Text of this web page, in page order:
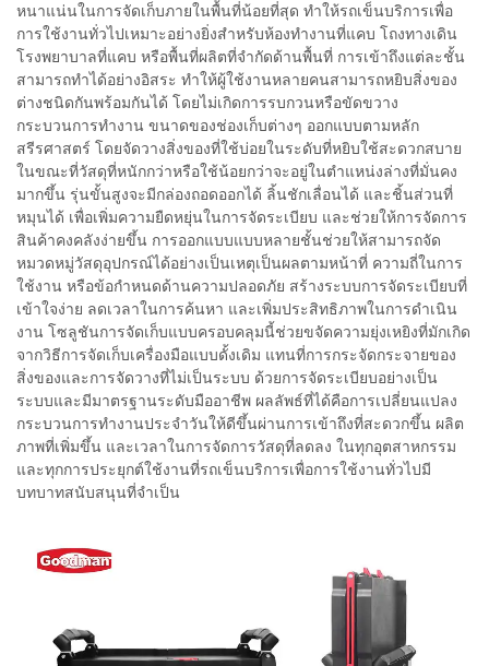
หนาแน่นในการจัดเก็บภายในพื้นที่น้อยที่สุด ทำให้รถเข็นบริการเพื่อ
การใช้งานทั่วไปเหมาะอย่างยิ่งสำหรับห้องทำงานที่แคบ โถงทางเดิน
โรงพยาบาลที่แคบ หรือพื้นที่ผลิตที่จำกัดด้านพื้นที่ การเข้าถึงแต่ละชั้น
สามารถทำได้อย่างอิสระ ทำให้ผู้ใช้งานหลายคนสามารถหยิบสิ่งของ
ต่างชนิดกันพร้อมกันได้ โดยไม่เกิดการรบกวนหรือขัดขวาง
กระบวนการทำงาน ขนาดของช่องเก็บต่างๆ ออกแบบตามหลัก
สรีรศาสตร์ โดยจัดวางสิ่งของที่ใช้บ่อยในระดับที่หยิบใช้สะดวกสบาย
ในขณะที่วัสดุที่หนักกว่าหรือใช้น้อยกว่าจะอยู่ในตำแหน่งล่างที่มั่นคง
มากขึ้น รุ่นขั้นสูงจะมีกล่องถอดออกได้ ลิ้นชักเลื่อนได้ และชิ้นส่วนที่
หมุนได้ เพื่อเพิ่มความยืดหยุ่นในการจัดระเบียบ และช่วยให้การจัดการ
สินค้าคงคลังง่ายขึ้น การออกแบบแบบหลายชั้นช่วยให้สามารถจัด
หมวดหมู่วัสดุอุปกรณ์ได้อย่างเป็นเหตุเป็นผลตามหน้าที่ ความถี่ในการ
ใช้งาน หรือข้อกำหนดด้านความปลอดภัย สร้างระบบการจัดระเบียบที่
เข้าใจง่าย ลดเวลาในการค้นหา และเพิ่มประสิทธิภาพในการดำเนิน
งาน โซลูชันการจัดเก็บแบบครอบคลุมนี้ช่วยขจัดความยุ่งเหยิงที่มักเกิด
จากวิธีการจัดเก็บเครื่องมือแบบดั้งเดิม แทนที่การกระจัดกระจายของ
สิ่งของและการจัดวางที่ไม่เป็นระบบ ด้วยการจัดระเบียบอย่างเป็น
ระบบและมีมาตรฐานระดับมืออาชีพ ผลลัพธ์ที่ได้คือการเปลี่ยนแปลง
กระบวนการทำงานประจำวันให้ดีขึ้นผ่านการเข้าถึงที่สะดวกขึ้น ผลิต
ภาพที่เพิ่มขึ้น และเวลาในการจัดการวัสดุที่ลดลง ในทุกอุตสาหกรรม
และทุกการประยุกต์ใช้งานที่รถเข็นบริการเพื่อการใช้งานทั่วไปมี
บทบาทสนับสนุนที่จำเป็น